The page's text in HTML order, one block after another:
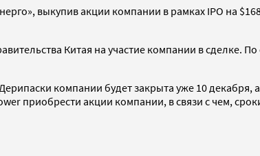
выкупив акции компании в рамках IPO на
Китая на участие компании в сделке.
компании будет закрыта уже 10 декабря,
приобрести акции компании, в связи с чем,